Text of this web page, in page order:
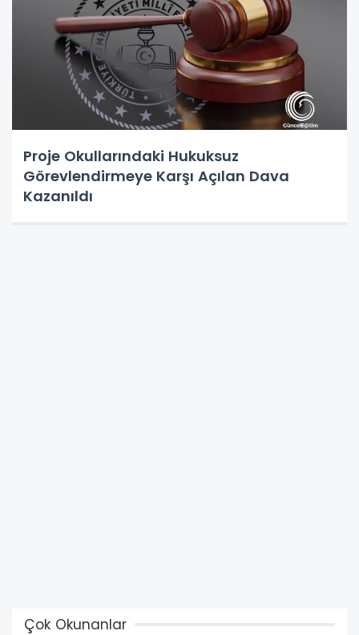
Proje Okullarındaki Hukuksuz
Görevlendirmeye Karşı Açılan Dava
Kazanıldı
Çok Okunanlar